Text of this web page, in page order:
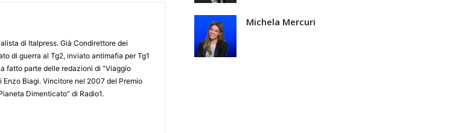
di Italpress. Già Condirettore dei
di guerra al Tg2, inviato antimafia per Tg1
fatto parte delle redazioni di “Viaggio
Enzo Biagi. Vincitore nel 2007 del Premio
Dimenticato” di Radio1.
Michela Mercuri